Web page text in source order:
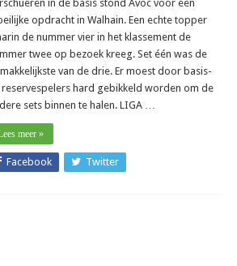
in de basis stond Avoc voor een
opdracht in Walhain. Een echte topper
de nummer vier in het klassement de
twee op bezoek kreeg. Set één was de
van de drie. Er moest door basis-
reservespelers hard gebikkeld worden om de
sets binnen te halen. LIGA …
meer »
Facebook Twitter